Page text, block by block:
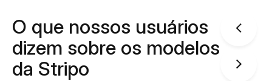
O que nossos usuários
dizem sobre os modelos
da Stripo